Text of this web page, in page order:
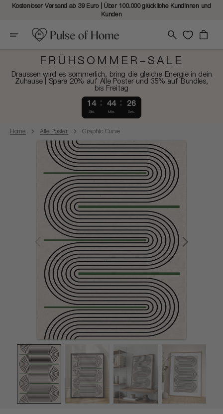
Kostenloser Versand ab 39 Euro | Über 100.000 glückliche Kundinnen und
Kunden
Warenkorb
FRÜHSOMMER-SALE
Draussen wird es sommerlich, bring die gleiche Energie in dein
Zuhause | Spare 20% auf Alle Poster und 35% auf Bundles,
bis Freitag
14
Std.
44
Min.
26
Sek.
Home Alle Poster Graphic Curve
Medien
1
in
Galerieansicht
öffnen